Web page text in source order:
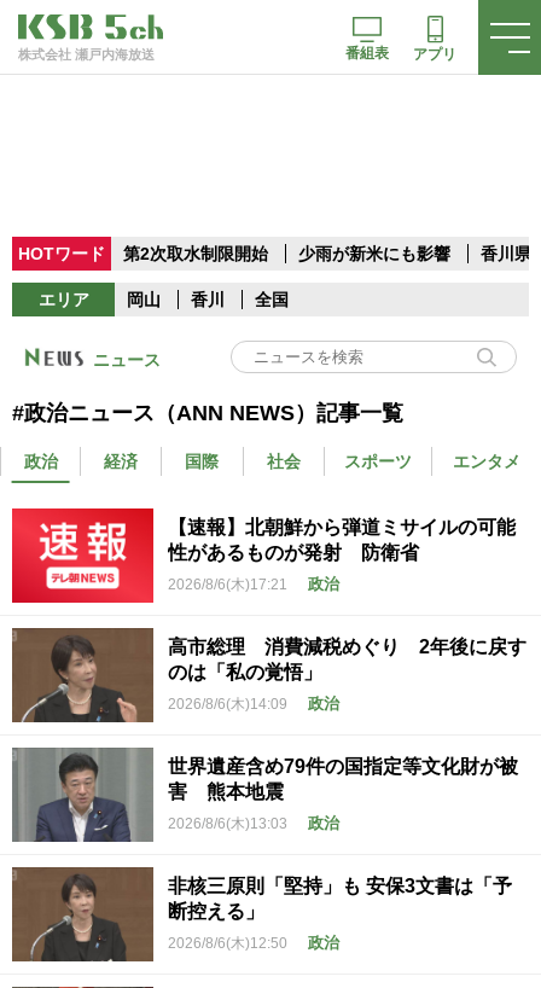
株式会社 瀬戸内海放送 番組表 アプリ
HOTワード 第2次取水制限開始 少雨が新米にも影響 香川県
エリア 岡山 香川 全国
ニュース
#政治ニュース（ANN NEWS）記事一覧
政治 経済 国際 社会 スポーツ エンタメ
【速報】北朝鮮から弾道ミサイルの可能
性があるものが発射 防衛省
2026/8/6(木)17:21 政治
高市総理 消費減税めぐり 2年後に戻す
のは「私の覚悟」
2026/8/6(木)14:09 政治
世界遺産含め79件の国指定等文化財が被
害 熊本地震
2026/8/6(木)13:03 政治
非核三原則「堅持」も 安保3文書は「予
断控える」
2026/8/6(木)12:50 政治